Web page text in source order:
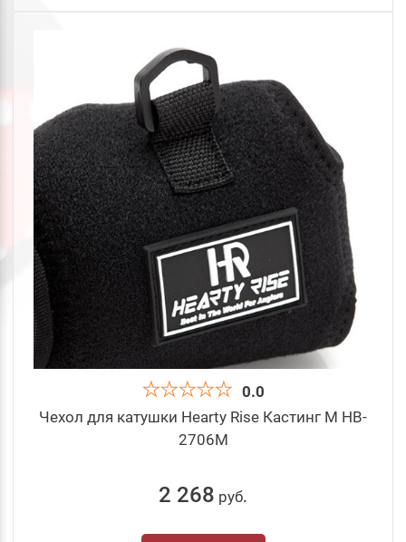
0.0
Чехол для катушки Hearty Rise Кастинг M HB-
2706M
2 268 руб.